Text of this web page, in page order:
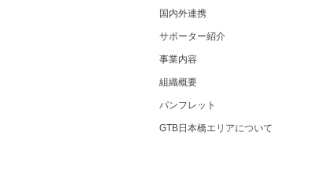
国内外連携
サポーター紹介
事業内容
組織概要
パンフレット
GTB日本橋エリアについて